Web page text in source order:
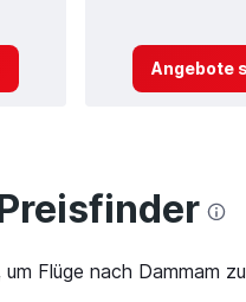
Angebote
Flüge nach Dammam